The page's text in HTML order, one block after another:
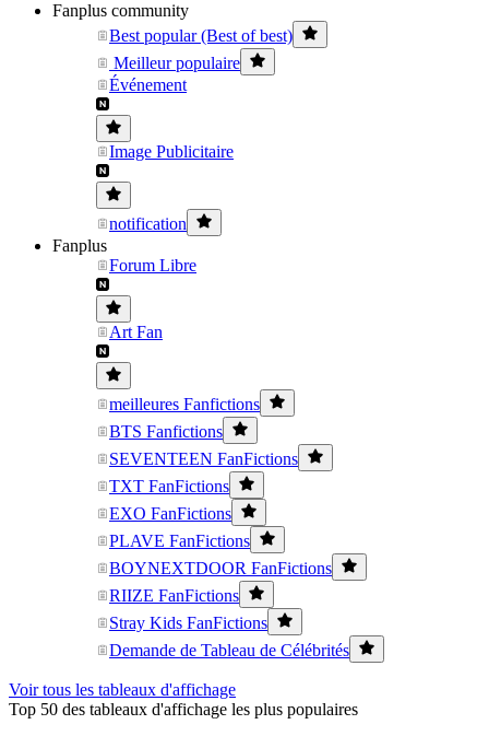
Fanplus community
Best popular (Best of best)
Meilleur populaire
Événement
Image Publicitaire
notification
Fanplus
Forum Libre
Art Fan
meilleures Fanfictions
BTS Fanfictions
SEVENTEEN FanFictions
TXT FanFictions
EXO FanFictions
PLAVE FanFictions
BOYNEXTDOOR FanFictions
RIIZE FanFictions
Stray Kids FanFictions
Demande de Tableau de Célébrités
Voir tous les tableaux d'affichage
Top 50 des tableaux d'affichage les plus populaires